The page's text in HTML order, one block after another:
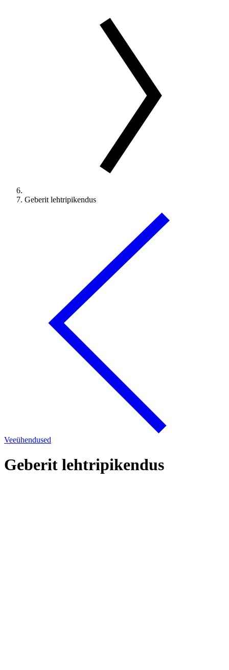
Geberit lehtripikendus
Veeühendused
Geberit lehtripikendus